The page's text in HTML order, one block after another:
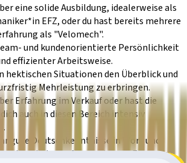
eine solide Ausbildung, idealerweise als
EFZ, oder du hast bereits mehrere
als "Velomech".
und kundenorientierte Persönlichkeit
effizienter Arbeitsweise.
hektischen Situationen den Überblick und
Mehrleistung zu erbringen.
Erfahrung im Verkauf oder hast die
auch in diesen Bereich intensiv
gute Deutschkenntnisse in Wort und
auch Verkaufsgespräche in Englisch